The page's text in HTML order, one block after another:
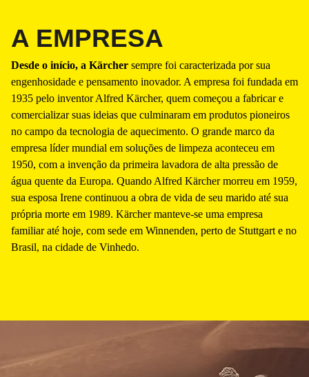
A EMPRESA
Desde o início, a Kärcher sempre foi caracterizada por sua
engenhosidade e pensamento inovador. A empresa foi fundada em
1935 pelo inventor Alfred Kärcher, quem começou a fabricar e
comercializar suas ideias que culminaram em produtos pioneiros
no campo da tecnologia de aquecimento. O grande marco da
empresa líder mundial em soluções de limpeza aconteceu em
1950, com a invenção da primeira lavadora de alta pressão de
água quente da Europa. Quando Alfred Kärcher morreu em 1959,
sua esposa Irene continuou a obra de vida de seu marido até sua
própria morte em 1989. Kärcher manteve-se uma empresa
familiar até hoje, com sede em Winnenden, perto de Stuttgart e no
Brasil, na cidade de Vinhedo.